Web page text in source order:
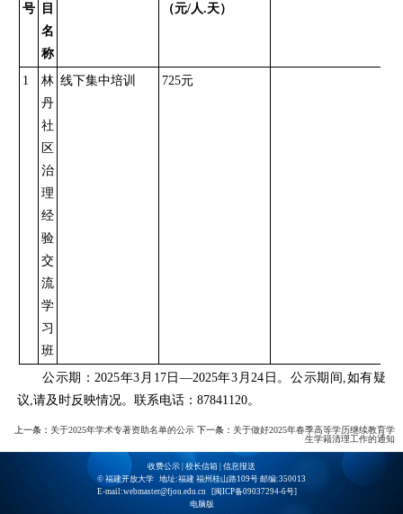
号
目
名
称
（元/人.天）
1
林
丹
社
区
治
理
经
验
交
流
学
习
班
线下集中培训 725元
公示期：2025年3月17日—2025年3月24日。公示期间,如有疑
议,请及时反映情况。联系电话：87841120。
上一条： 关于2025年学术专著资助名单的公示 下一条： 关于做好2025年春季高等学历继续教育学
生学籍清理工作的通知
收费公示 校长信箱 信息报送
© 福建开放大学 地址:福建 福州桂山路109号 邮编:350013
E-mail:webmaster@fjou.edu.cn [闽ICP备09037294-6号]
电脑版